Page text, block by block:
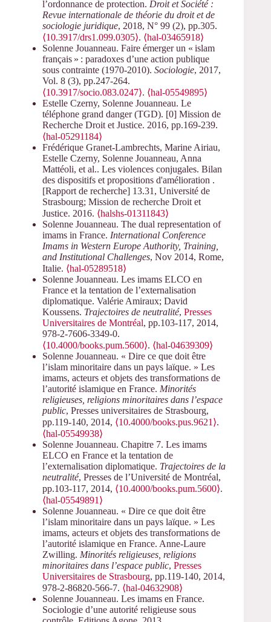
l’ordonnance de protection. Droit et Société :
Revue internationale de théorie du droit et de
sociologie juridique, 2018, N° 99 (2), pp.305.
⟨10.3917/drs1.099.0305⟩. ⟨hal-03465918⟩
Solenne Jouanneau. Faire émerger un « islam
français » : paradoxes d’une action publique
sous contrainte (1970‑2010). Sociologie, 2017,
Vol. 8 (3), pp.247-264.
⟨10.3917/socio.083.0247⟩. ⟨hal-05549895⟩
Estelle Czerny, Solenne Jouanneau. Le
téléphone grand danger (TGD). [0] Mission de
Recherche Droit et Justice. 2016, pp.169-239.
⟨hal-05291184⟩
Frédérique Granet-Lambrechts, Marine Airiau,
Estelle Czerny, Solenne Jouanneau, Anna
Mattéoli, et al.. Les violences conjugales. Bilan
des dispositifs et propositions d'amélioration .
[Rapport de recherche] 13.31, Université de
Strasbourg; Mission de recherche Droit et
Justice. 2016. ⟨halshs-01311843⟩
Solenne Jouanneau. The dual representation of
imams in France. International Conference
Imams in Western Europe Authority, Training,
and Institutional Challenges, Nov 2014, Rome,
Italie. ⟨hal-05289518⟩
Solenne Jouanneau. Les imams ELCO en
France et la tentation de l’externalisation
diplomatique. Valérie Amiraux; David
Koussens. Trajectoires de neutralité, Presses
Universitaires de Montréal, pp.103-117, 2014,
978-2-7606-3349-0.
⟨10.4000/books.pum.5600⟩. ⟨hal-04639309⟩
Solenne Jouanneau. « Dire ce que doit être
l’islam minoritaire dans un pays laïque. » Les
imams, acteurs et objets des transformations de
l’autorité islamique en France. Minorités
religieuses, religions minoritaires dans l’espace
public, Presses universitaires de Strasbourg,
pp.119-140, 2014, ⟨10.4000/books.pus.9621⟩.
⟨hal-05549938⟩
Solenne Jouanneau. Chapitre 7. Les imams
ELCO en France et la tentation de
l’externalisation diplomatique. Trajectoires de la
neutralité, Presses de l’Université de Montréal,
pp.103-117, 2014, ⟨10.4000/books.pum.5600⟩.
⟨hal-05549891⟩
Solenne Jouanneau. « Dire ce que doit être
l’islam minoritaire dans un pays laïque. » Les
imams, acteurs et objets des transformations de
l’autorité islamique en France. Anne-Laure
Zwilling. Minorités religieuses, religions
minoritaires dans l’espace public, Presses
Universitaires de Strasbourg, pp.119-140, 2014,
978-2-86820-566-7. ⟨hal-04632908⟩
Solenne Jouanneau. Les imams en France.
Sociologie d’une autorité religieuse sous